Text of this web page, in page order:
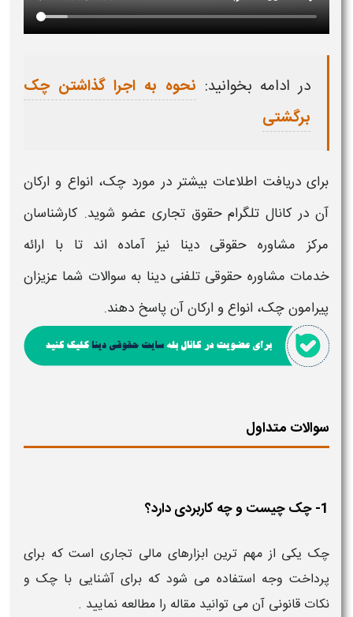
در ادامه بخوانید: نحوه به اجرا گذاشتن چک
برگشتی
برای دریافت اطلاعات بیشتر در مورد چک، انواع و ارکان
آن در کانال تلگرام حقوق تجاری عضو شوید. کارشناسان
مرکز مشاوره حقوقی دینا نیز آماده اند تا با ارائه
خدمات مشاوره حقوقی تلفنی دینا به سوالات شما عزیزان
پیرامونچک، انواع و ارکان آنپاسخ دهند.
سوالات متداول
1- چک چیست و چه کاربردی دارد؟
چک یکی از مهم ترین ابزارهای مالی تجاری است که برای
پرداخت وجه استفاده می شود که برای آشنایی با چک و
نکات قانونی آن می توانید مقاله را مطالعه نمایید .